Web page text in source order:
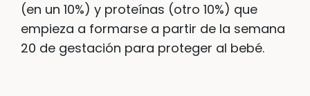
(en un 10%) y proteínas (otro 10%) que
empieza a formarse a partir de la semana
20 de gestación para proteger al bebé.